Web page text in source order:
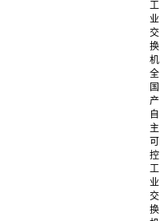
工
业
交
换
机
全
国
产
自
主
可
控
工
业
交
换